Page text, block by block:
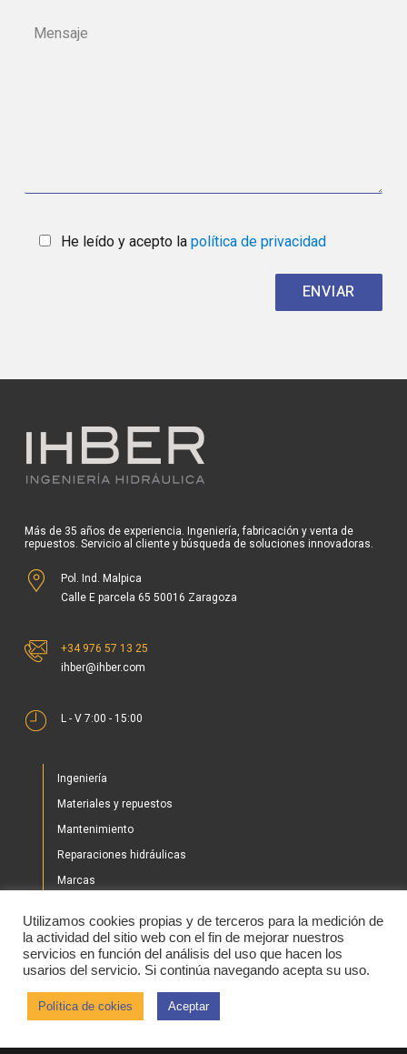
He leído y acepto la política de privacidad
Más de 35 años de experiencia. Ingeniería, fabricación y venta de
repuestos. Servicio al cliente y búsqueda de soluciones innovadoras.
Pol. Ind. Malpica
Calle E parcela 65 50016 Zaragoza
+34 976 57 13 25
ihber@ihber.com
L - V 7:00 - 15:00
Ingeniería
Materiales y repuestos
Mantenimiento
Reparaciones hidráulicas
Marcas
Tienda
Noticias
Contacto
Utilizamos cookies propias y de terceros para la medición de
la actividad del sitio web con el fin de mejorar nuestros
servicios en función del análisis del uso que hacen los
usarios del servicio. Si continúa navegando acepta su uso.
Política de cokies Aceptar